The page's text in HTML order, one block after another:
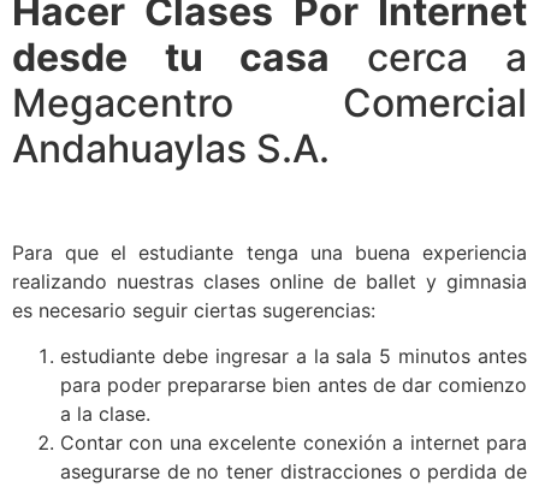
Hacer Clases Por Internet
desde tu casa cerca a
Megacentro Comercial
Andahuaylas S.A.
Para que el estudiante tenga una buena experiencia
realizando nuestras clases online de ballet y gimnasia
es necesario seguir ciertas sugerencias:
estudiante debe ingresar a la sala 5 minutos antes
para poder prepararse bien antes de dar comienzo
a la clase.
Contar con una excelente conexión a internet para
asegurarse de no tener distracciones o perdida de